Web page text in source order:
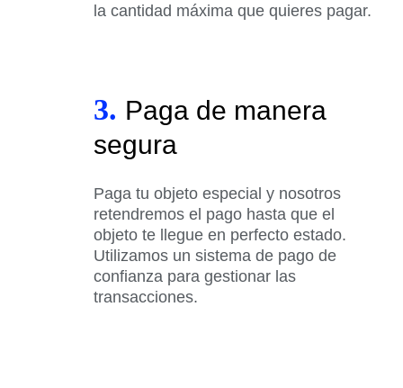
la cantidad máxima que quieres pagar.
3. Paga de manera
segura
Paga tu objeto especial y nosotros
retendremos el pago hasta que el
objeto te llegue en perfecto estado.
Utilizamos un sistema de pago de
confianza para gestionar las
transacciones.